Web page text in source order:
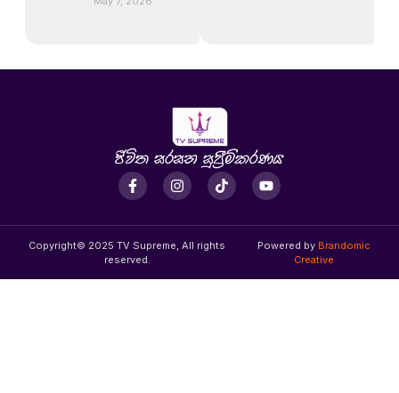
Copyright© 2025 TV Supreme, All rights
reserved.
Powered by Brandomic
Creative